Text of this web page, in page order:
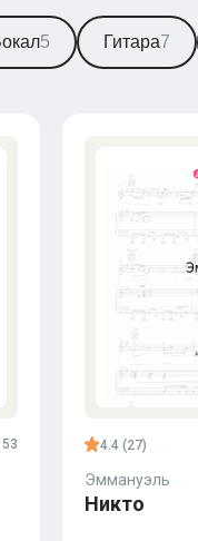
5 Гитара7
4.4 (27)
Эммануэль
Никто